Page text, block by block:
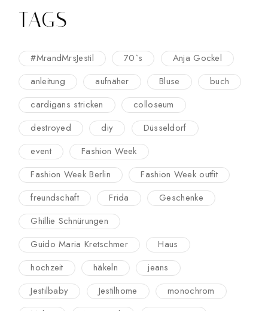
TAGS
#MrandMrsJestil 70`s
Anja Gockel
anleitung
aufnäher Bluse
buch
cardigans stricken
colloseum
destroyed
diy
Düsseldorf
event
Fashion Week
Fashion Week Berlin
Fashion Week outfit
freundschaft
Frida
Geschenke
Ghillie Schnürungen
Guido Maria Kretschmer
Haus
hochzeit
häkeln
jeans
Jestilbaby
Jestilhome
monochrom